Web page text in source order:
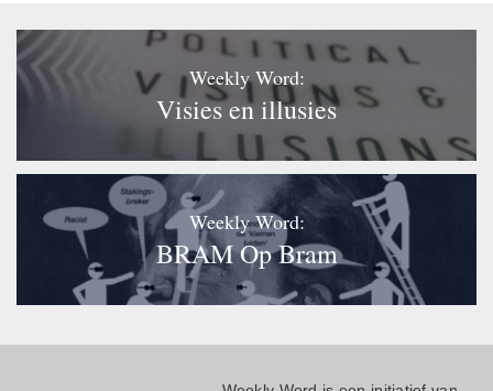
Weekly Word:
Visies en illusies
Weekly Word:
BRAM Op Bram